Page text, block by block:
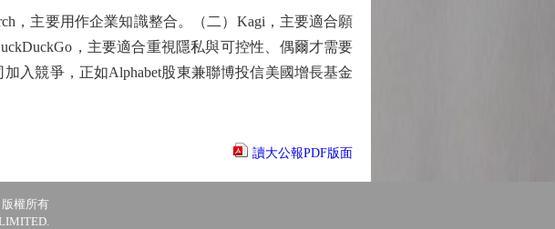
，主要用作企業知識整合。（二）Kagi，主要適合願
，主要適合重視隱私與可控性、偶爾才需要
入競爭，正如Alphabet股東兼聯博投信美國增長基金
讀大公報PDF版面
權所有